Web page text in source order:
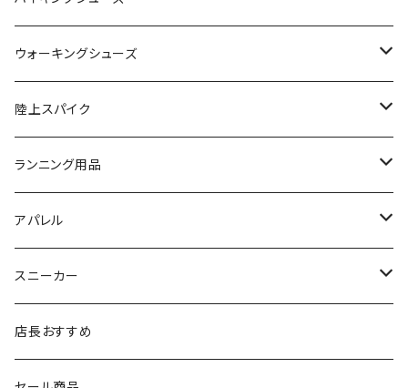
NISHI（ニシ）
FOOTMAX（フットマックス）
SIDAS（シダス）
MIZUNO（ミズノ）
THE NORTH FACE
SPRINTS
asics
adidas
THE NORTH FACE
adidas
asics
YONEX
MIZUNO
new balance
PUMA
On
VIKING
ウォーキングシューズ
YONEX
On
VIKING
陸上スパイク
asics
adidas
MIZUNO
ランニング用品
インソール
シダス
ソックス
FOOTMAX
NISHI
ポーチ
SAYSKY
アパレル
SAYSKY
THE NORTH FACE
スニーカー
THE NORTH FACE
店長おすすめ